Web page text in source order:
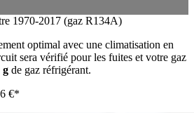
1970-2017 (gaz R134A)
optimal avec une climatisation en
sera vérifié pour les fuites et votre gaz
g de gaz réfrigérant.
€*